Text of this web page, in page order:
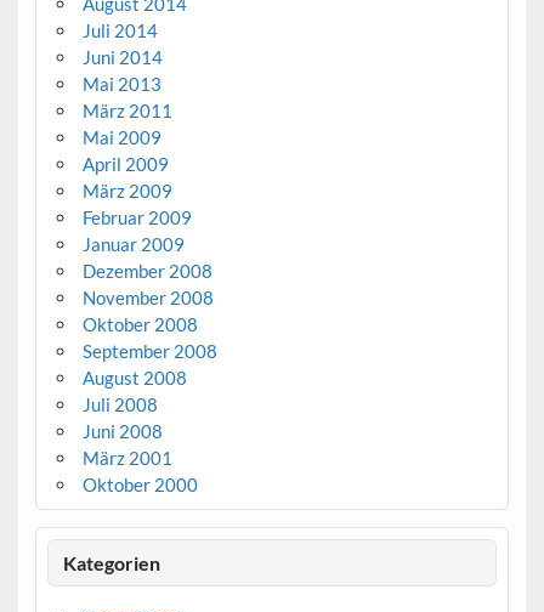
Juli 2014
Juni 2014
Mai 2013
März 2011
Mai 2009
April 2009
März 2009
Februar 2009
Januar 2009
Dezember 2008
November 2008
Oktober 2008
September 2008
August 2008
Juli 2008
Juni 2008
März 2001
Oktober 2000
Kategorien